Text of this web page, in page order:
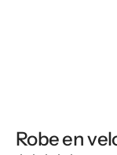
Robe en